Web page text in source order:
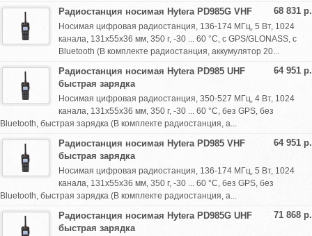
68 831 р.
Радиостанция носимая Hytera PD985G VHF
Носимая цифровая радиостанция, 136-174 МГц, 5 Вт, 1024
канала, 131х55х36 мм, 350 г, -30 ... 60 °С, с GPS/GLONASS, с
Bluetooth (В комплекте радиостанция, аккумулятор 20...
64 951 р.
Радиостанция носимая Hytera PD985 UHF
быстрая зарядка
Носимая цифровая радиостанция, 350-527 МГц, 4 Вт, 1024
канала, 131х55х36 мм, 350 г, -30 ... 60 °С, без GPS, без
Bluetooth, быстрая зарядка (В комплекте радиостанция, а...
64 951 р.
Радиостанция носимая Hytera PD985 VHF
быстрая зарядка
Носимая цифровая радиостанция, 136-174 МГц, 5 Вт, 1024
канала, 131х55х36 мм, 350 г, -30 ... 60 °С, без GPS, без
Bluetooth, быстрая зарядка (В комплекте радиостанция, а...
71 868 р.
Радиостанция носимая Hytera PD985G UHF
быстрая зарядка